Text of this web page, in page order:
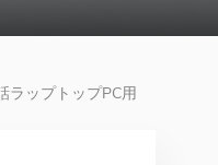
ラップトップPC用